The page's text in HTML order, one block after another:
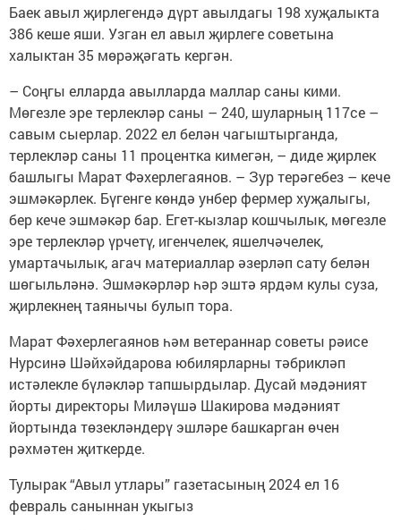
Баек авыл җирлегендә дүрт авылдагы 198 хуҗалыкта
386 кеше яши. Узган ел авыл җирлеге советына
халыктан 35 мөрәҗәгать кергән.
– Соңгы елларда авылларда маллар саны кими.
Мөгезле эре терлекләр саны – 240, шуларның 117се –
савым сыерлар. 2022 ел белән чагыштырганда,
терлекләр саны 11 процентка кимегән, – диде җирлек
башлыгы Марат Фәхерлегаянов. – Зур терәгебез – кече
эшмәкәрлек. Бүгенге көндә унбер фермер хуҗалыгы,
бер кече эшмәкәр бар. Егет-кызлар кошчылык, мөгезле
эре терлекләр үрчетү, игенчелек, яшелчәчелек,
умартачылык, агач материаллар әзерләп сату белән
шөгыльләнә. Эшмәкәрләр һәр эштә ярдәм кулы суза,
җирлекнең таянычы булып тора.
Марат Фәхерлегаянов һәм ветераннар советы рәисе
Нурсинә Шәйхәйдарова юбилярларны тәбрикләп
истәлекле бүләкләр тапшырдылар. Дусай мәдәният
йорты директоры Миләүшә Шакирова мәдәният
йортында төзекләндерү эшләре башкарган өчен
рәхмәтен җиткерде.
Тулырак “Авыл утлары” газетасының 2024 ел 16
февраль саныннан укыгыз